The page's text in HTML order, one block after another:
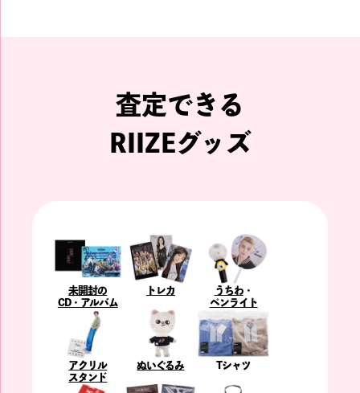
査定できる
RIIZEグッズ
未開封の
CD・アルバム
トレカ うちわ・
ペンライト
アクリル
スタンド
ぬいぐるみ Tシャツ